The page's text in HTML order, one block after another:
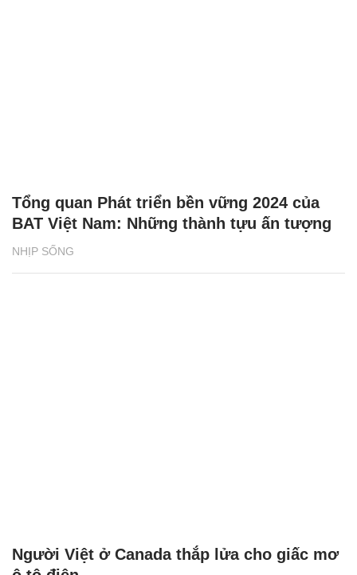
NHỊP SỐNG
Tổng quan Phát triển bền vững 2024 của
BAT Việt Nam: Những thành tựu ấn tượng
Người Việt ở Canada thắp lửa cho giấc mơ